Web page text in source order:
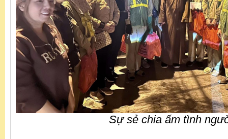
Sự sẻ chia ấm tình